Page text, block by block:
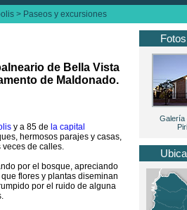
> Paseos y excursiones
de Bella Vista
de Maldonado.
y a 85 de la capital
hermosos parajes y casas,
de calles.
por el bosque, apreciando
flores y plantas diseminan
por el ruido de alguna
Fotos
Galería